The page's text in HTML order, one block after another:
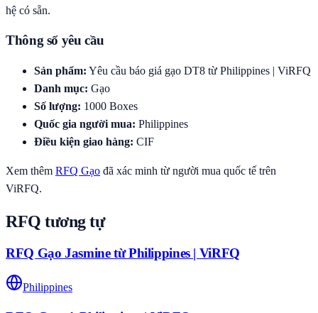
hệ có sẵn.
Thông số yêu cầu
Sản phẩm: Yêu cầu báo giá gạo DT8 từ Philippines | ViRFQ
Danh mục: Gạo
Số lượng: 1000 Boxes
Quốc gia người mua: Philippines
Điều kiện giao hàng: CIF
Xem thêm RFQ Gạo đã xác minh từ người mua quốc tế trên
ViRFQ.
RFQ tương tự
RFQ Gạo Jasmine từ Philippines | ViRFQ
Philippines